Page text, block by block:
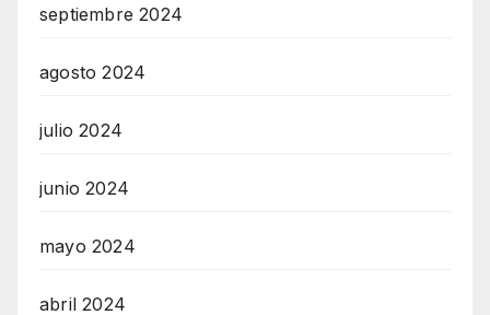
septiembre 2024
agosto 2024
julio 2024
junio 2024
mayo 2024
abril 2024